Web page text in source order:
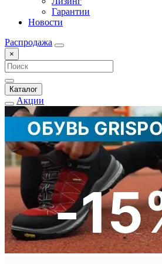
Гарантии
Новости
Распродажа
×
Каталог
Акции